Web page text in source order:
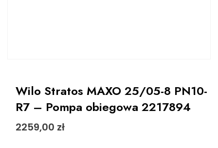
Wilo Stratos MAXO 25/05-8 PN10-
R7 – Pompa obiegowa 2217894
2259,00 zł